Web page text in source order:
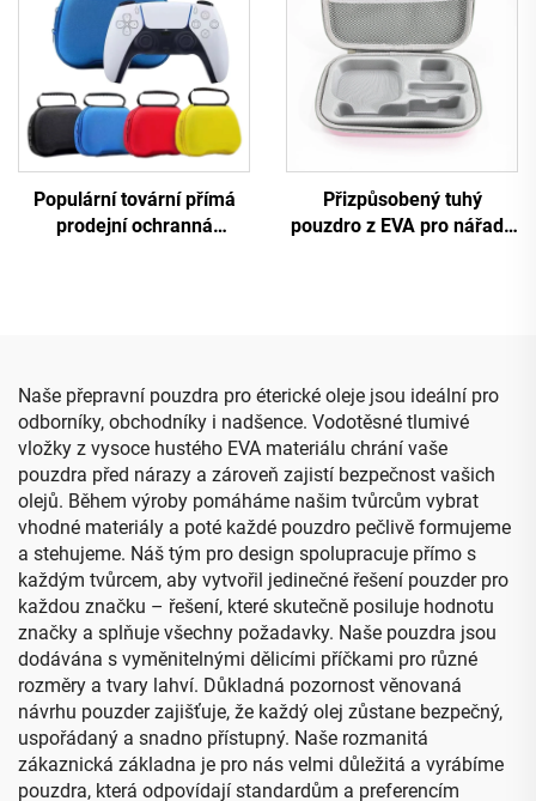
Populární tovární přímá
prodejní ochranná
Přizpůsobený tuhý
pouzdro z EVA pro nářadí,
Naše přepravní pouzdra pro éterické oleje jsou ideální pro
odborníky, obchodníky i nadšence. Vodotěsné tlumivé
vložky z vysoce hustého EVA materiálu chrání vaše
pouzdra před nárazy a zároveň zajistí bezpečnost vašich
olejů. Během výroby pomáháme našim tvůrcům vybrat
vhodné materiály a poté každé pouzdro pečlivě formujeme
a stehujeme. Náš tým pro design spolupracuje přímo s
každým tvůrcem, aby vytvořil jedinečné řešení pouzder pro
každou značku – řešení, které skutečně posiluje hodnotu
značky a splňuje všechny požadavky. Naše pouzdra jsou
dodávána s vyměnitelnými dělicími příčkami pro různé
rozměry a tvary lahví. Důkladná pozornost věnovaná
návrhu pouzder zajišťuje, že každý olej zůstane bezpečný,
uspořádaný a snadno přístupný. Naše rozmanitá
zákaznická základna je pro nás velmi důležitá a vyrábíme
pouzdra, která odpovídají standardům a preferencím